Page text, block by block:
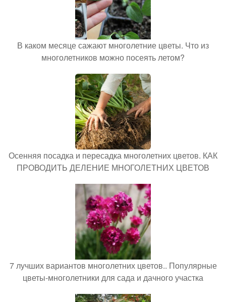
В каком месяце сажают многолетние цветы. Что из
многолетников можно посеять летом?
Осенняя посадка и пересадка многолетних цветов. КАК
ПРОВОДИТЬ ДЕЛЕНИЕ МНОГОЛЕТНИХ ЦВЕТОВ
7 лучших вариантов многолетних цветов.. Популярные
цветы-многолетники для сада и дачного участка